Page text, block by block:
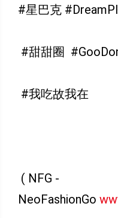
#星巴克
#甜甜圈
#我吃故我在
( NFG -
NeoFashionGo